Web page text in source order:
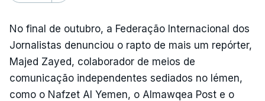
No final de outubro, a Federação Internacional dos
Jornalistas denunciou o rapto de mais um repórter,
Majed Zayed, colaborador de meios de
comunicação independentes sediados no Iémen,
como o Nafzet Al Yemen, o Almawqea Post e o